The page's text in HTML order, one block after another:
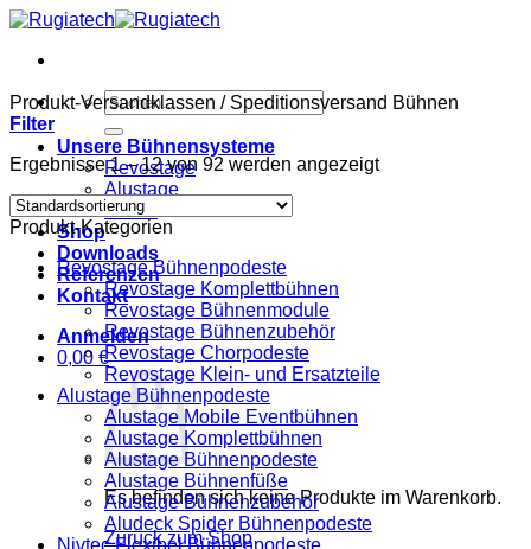
Zum
springen
Suchen
nach:
Unsere Bühnensysteme
Revostage
Alustage
Nivtec
Shop
Downloads
Referenzen
Kontakt
Anmelden
0,00 €
Es befinden sich keine Produkte im Warenkorb.
Zurück zum Shop
Produkt-Versandklassen /Speditionsversand Bühnen
Filter
Ergebnisse 1 – 12 von 92 werden angezeigt
Produkt-Kategorien
Revostage Bühnenpodeste
Revostage Komplettbühnen
Revostage Bühnenmodule
Revostage Bühnenzubehör
Revostage Chorpodeste
Revostage Klein- und Ersatzteile
Alustage Bühnenpodeste
Alustage Mobile Eventbühnen
Alustage Komplettbühnen
Alustage Bühnenpodeste
Alustage Bühnenfüße
Alustage Bühnenzubehör
Aludeck Spider Bühnenpodeste
Nivtec Flexibel Bühnenpodeste